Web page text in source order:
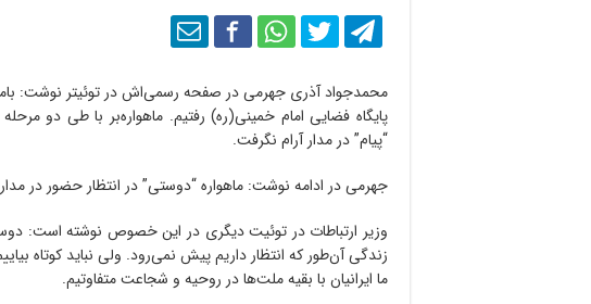
پایگاه فضایی امام خمینی(ره) رفتیم. ماهواره‌بر با طی دو
“پیام” در مدار آرام نگرفت.
جهرمی در ادامه نوشت: ماهواره “دوستی” در انتظار حضور در
وزیر ارتباطات در توئیت دیگری در این خصوص نوشته است:
زندگی آن‌طور که انتظار داریم پیش نمی‌رود. ولی نباید کوتاه
ما ایرانیان با بقیه ملت‌ها در روحیه و شجاعت متفاوتیم.